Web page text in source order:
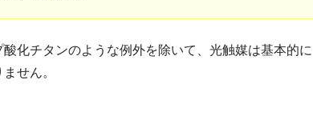
化チタンのような例外を除いて、光触媒は基本的に
せん。